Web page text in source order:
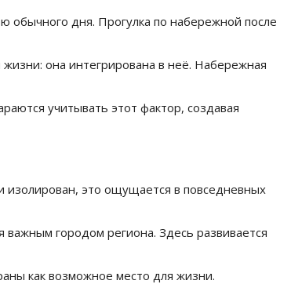
обычного дня. Прогулка по набережной после
она интегрирована в неё. Набережная
учитывать этот фактор, создавая
изолирован, это ощущается в повседневных
городом региона. Здесь развивается
как возможное место для жизни.